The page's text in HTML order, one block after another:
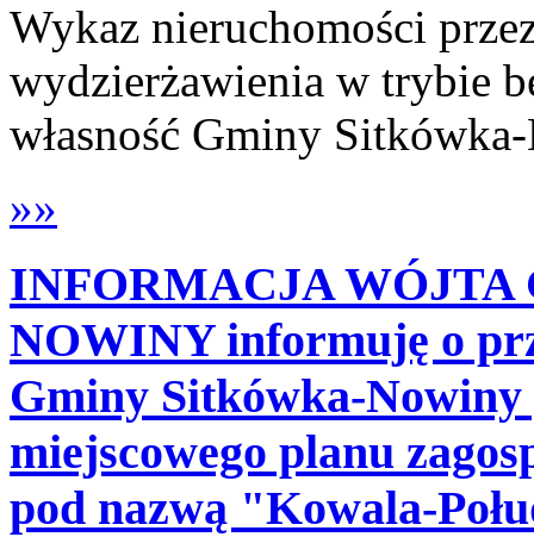
Wykaz nieruchomości
wydzierżawienia w trybie
własność Gminy
»»
INFORMACJA
NOWINY informuję o
Gminy Sitkówka-
miejscowego planu
pod nazwą "Kowala-